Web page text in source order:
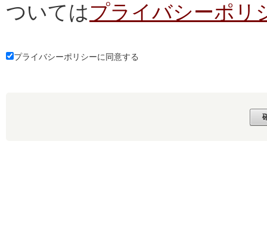
ついてはプライバシーポリ
プライバシーポリシーに同意する